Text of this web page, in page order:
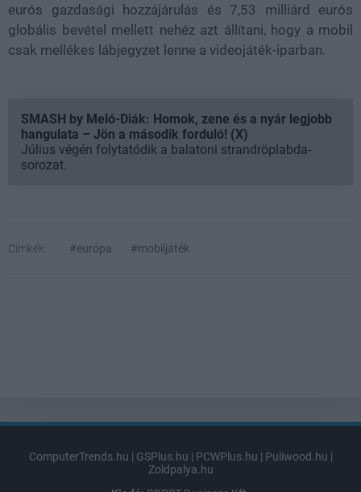
eurós gazdasági hozzájárulás és 7,53 milliárd eurós
globális bevétel mellett nehéz azt állítani, hogy a mobil
csak mellékes lábjegyzet lenne a videojáték-iparban.
SMASH by Meló-Diák: Homok, zene és a nyár legjobb
hangulata – Jön a második forduló! (X)
Július végén folytatódik a balatoni strandröplabda-
sorozat.
Címkék: #európa #mobiljáték
ComputerTrends.hu | GSPlus.hu | PCWPlus.hu | Puliwood.hu |
Zoldpalya.hu